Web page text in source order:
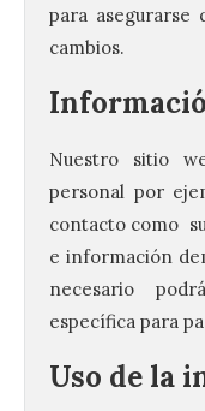
para asegurarse
cambios.
Nuestro sitio
personal por
contacto como
e información
necesario
específica para
Uso de la